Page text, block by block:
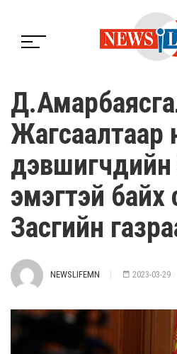
Жагсаалтаар
дэвшигчдийн
эмэгтэй байх
Засгийн газраас
NEWSLIFEMN 2023-03-29